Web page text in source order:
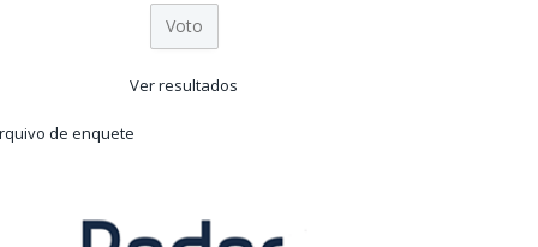
Ver resultados
de enquete